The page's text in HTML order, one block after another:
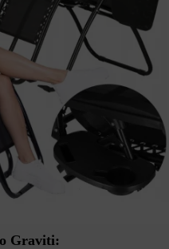
Graviti: